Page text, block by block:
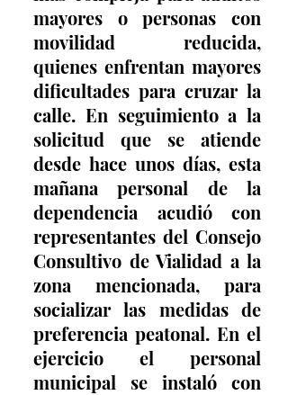
mayores o personas con
movilidad reducida,
quienes enfrentan mayores
dificultades para cruzar la
calle. En seguimiento a la
solicitud que se atiende
desde hace unos días, esta
mañana personal de la
dependencia acudió con
representantes del Consejo
Consultivo de Vialidad a la
zona mencionada, para
socializar las medidas de
preferencia peatonal. En el
ejercicio el personal
municipal se instaló con